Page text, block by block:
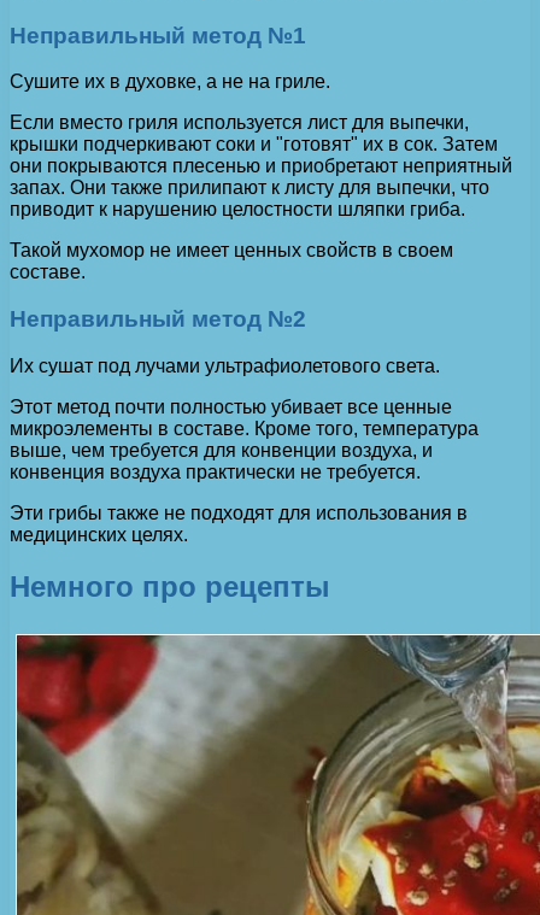
Неправильный метод №1
Сушите их в духовке, а не на гриле.
Если вместо гриля используется лист для выпечки,
крышки подчеркивают соки и "готовят" их в сок. Затем
они покрываются плесенью и приобретают неприятный
запах. Они также прилипают к листу для выпечки, что
приводит к нарушению целостности шляпки гриба.
Такой мухомор не имеет ценных свойств в своем
составе.
Неправильный метод №2
Их сушат под лучами ультрафиолетового света.
Этот метод почти полностью убивает все ценные
микроэлементы в составе. Кроме того, температура
выше, чем требуется для конвенции воздуха, и
конвенция воздуха практически не требуется.
Эти грибы также не подходят для использования в
медицинских целях.
Немного про рецепты